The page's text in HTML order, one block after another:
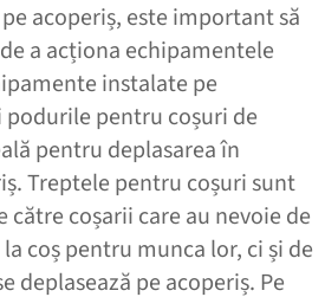
acoperiș, este important să
a acționa echipamentele
instalate pe
podurile pentru coșuri de
pentru deplasarea în
Treptele pentru coșuri sunt
coșarii care au nevoie de
coș pentru munca lor, ci și de
deplasează pe acoperiș. Pe